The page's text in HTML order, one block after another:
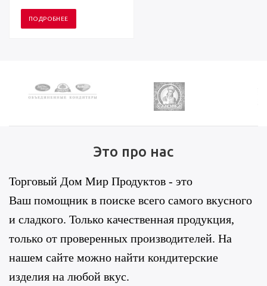
ПОДРОБНЕЕ
Это про нас
Торговый Дом Мир Продуктов - это
Ваш помощник в поиске всего самого вкусного
и сладкого. Только качественная продукция,
только от проверенных производителей. На
нашем сайте можно найти кондитерские
изделия на любой вкус.